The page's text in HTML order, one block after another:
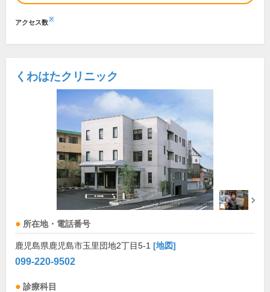
アクセス数※
くわはたクリニック
所在地・電話番号
鹿児島県鹿児島市玉里団地2丁目5-1 [地図]
099-220-9502
診療科目